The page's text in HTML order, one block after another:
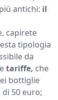
antichi: il
capirete
tipologia
da
tariffe, che
bottiglie
50 euro;